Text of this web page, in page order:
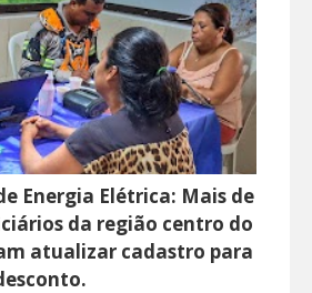
Energia Elétrica: Mais de
da região centro do
atualizar cadastro para